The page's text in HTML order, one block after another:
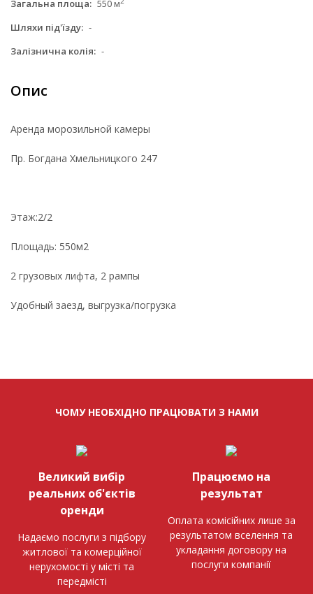
Загальна площа: 550 м
Шляхи під'їзду: -
Залізнична колія: -
Опис
Аренда морозильной камеры
Пр. Богдана Хмельницкого 247
Этаж:2/2
Площадь: 550м2
2 грузовых лифта, 2 рампы
Удобный заезд, выгрузка/погрузка
ЧОМУ НЕОБХІДНО ПРАЦЮВАТИ З НАМИ
Великий вибір
реальних об'єктів
оренди
Надаємо послуги з підбору
житлової та комерційної
нерухомості у місті та
передмісті
Працюємо на
результат
Оплата комісійних лише за
результатом вселення та
укладання договору на
послуги компанії